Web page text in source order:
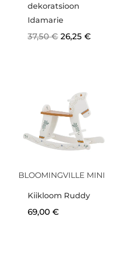
dekoratsioon
Idamarie
37,50€ 26,25€
€.
BLOOMINGVILLE MINI
Kiikloom Ruddy
69,00€